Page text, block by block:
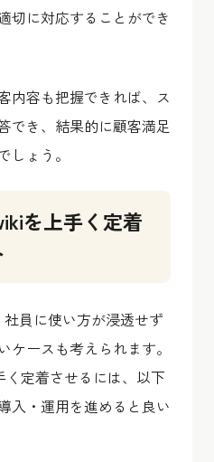
切に対応することができ
内容も把握できれば、ス
でき、結果的に顧客満足
しょう。
を上手く定着
員に使い方が浸透せず
ケースも考えられます。
く定着させるには、以下
入・運用を進めると良い